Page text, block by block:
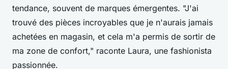
tendance, souvent de marques émergentes. "J'ai
trouvé des pièces incroyables que je n'aurais jamais
achetées en magasin, et cela m'a permis de sortir de
ma zone de confort," raconte Laura, une fashionista
passionnée.